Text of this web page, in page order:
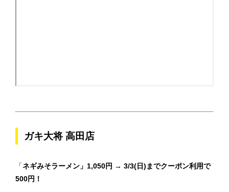
ガキ大将 高田店
「ネギみそラーメン」1,050円 → 3/3(日)までクーポン利用で
500円！